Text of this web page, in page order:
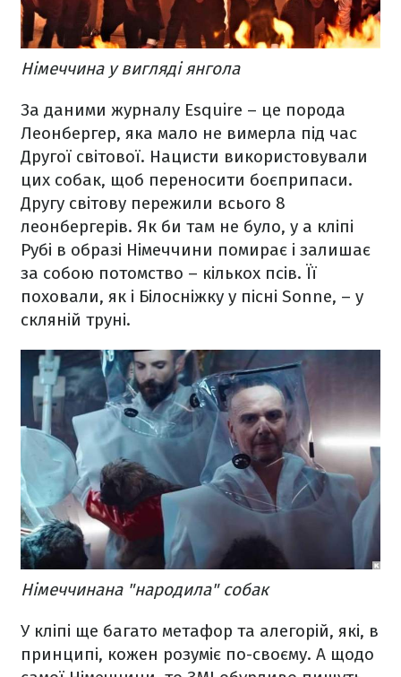
Німеччина у вигляді янгола
За даними журналу Esquire – це порода
Леонбергер, яка мало не вимерла під час
Другої світової. Нацисти використовували
цих собак, щоб переносити боєприпаси.
Другу світову пережили всього 8
леонбергерів. Як би там не було, у а кліпі
Рубі в образі Німеччини помирає і залишає
за собою потомство – кількох псів. Її
поховали, як і Білосніжку у пісні Sonne, – у
скляній труні.
Німеччинана "народила" собак
У кліпі ще багато метафор та алегорій, які, в
принципі, кожен розуміє по-своєму. А щодо